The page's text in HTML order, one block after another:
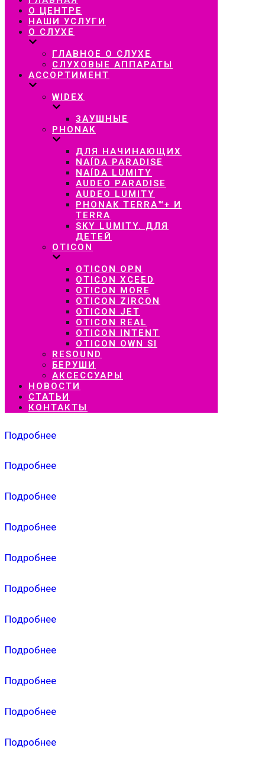
навигацию
О ЦЕНТРЕ
НАШИ УСЛУГИ
О СЛУХЕ
ГЛАВНОЕ О СЛУХЕ
СЛУХОВЫЕ АППАРАТЫ
АССОРТИМЕНТ
WIDEX
ЗАУШНЫЕ
PHONAK
ДЛЯ НАЧИНАЮЩИХ
NAÍDA PARADISE
NAÍDA LUMITY
AUDEO PARADISE
AUDEO LUMITY
PHONAK TERRA™+ И
TERRA
SKY LUMITY. ДЛЯ
ДЕТЕЙ
OTICON
OTICON OPN
OTICON XCEED
OTICON MORE
OTICON ZIRCON
OTICON JET
OTICON REAL
OTICON INTENT
OTICON OWN SI
RESOUND
БЕРУШИ
АКСЕССУАРЫ
НОВОСТИ
СТАТЬИ
КОНТАКТЫ
Подробнее
Подробнее
Подробнее
Подробнее
Подробнее
Подробнее
Подробнее
Подробнее
Подробнее
Подробнее
Подробнее